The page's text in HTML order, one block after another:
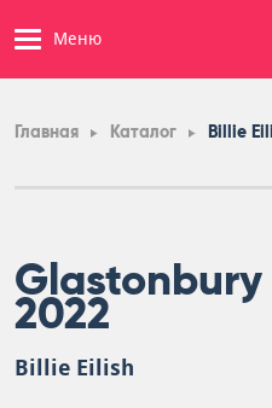
Меню
Главная Каталог Billie
2022
Billie Eilish